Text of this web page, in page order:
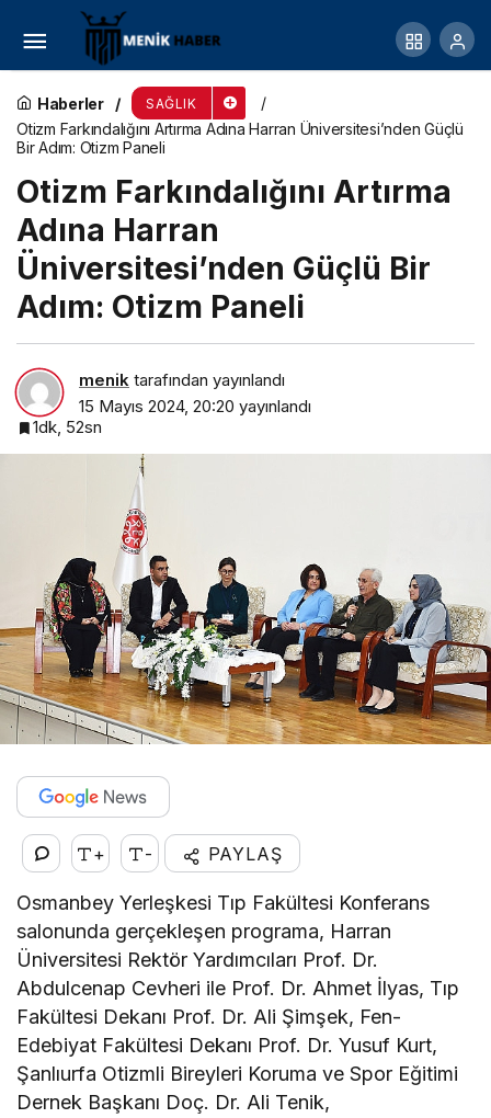
Haberler SAĞLIK
Otizm Farkındalığını Artırma Adına Harran Üniversitesi’nden Güçlü
Bir Adım: Otizm Paneli
Otizm Farkındalığını Artırma
Adına Harran
Üniversitesi’nden Güçlü Bir
Adım: Otizm Paneli
menik tarafından yayınlandı
15 Mayıs 2024, 20:20 yayınlandı
1dk, 52sn
+ - PAYLAŞ
Osmanbey Yerleşkesi Tıp Fakültesi Konferans
salonunda gerçekleşen programa, Harran
Üniversitesi Rektör Yardımcıları Prof. Dr.
Abdulcenap Cevheri ile Prof. Dr. Ahmet İlyas, Tıp
Fakültesi Dekanı Prof. Dr. Ali Şimşek, Fen-
Edebiyat Fakültesi Dekanı Prof. Dr. Yusuf Kurt,
Şanlıurfa Otizmli Bireyleri Koruma ve Spor Eğitimi
Dernek Başkanı Doç. Dr. Ali Tenik,
Dişlerinizi yeniden şekillendirerek gülüşünüzü
yenileyebilirsiniz! Restoratif diş tedavisi, estetik
ve fonksiyonu yeniden kazandırıyor!